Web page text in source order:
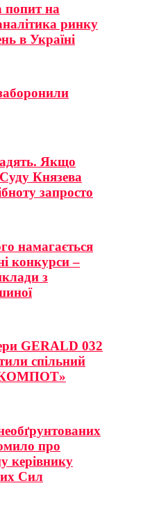
попит на
ринку
в Україні
Якщо
Князева
запросто
намагається
конкурси –
з
GERALD 032
спільний
про
керівнику
Сил